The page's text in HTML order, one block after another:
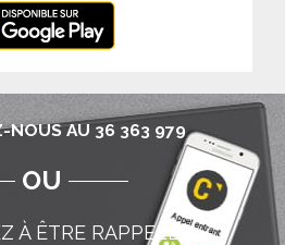
NOUS AU 36 363 979
OU
À ÊTRE RAPPELÉ